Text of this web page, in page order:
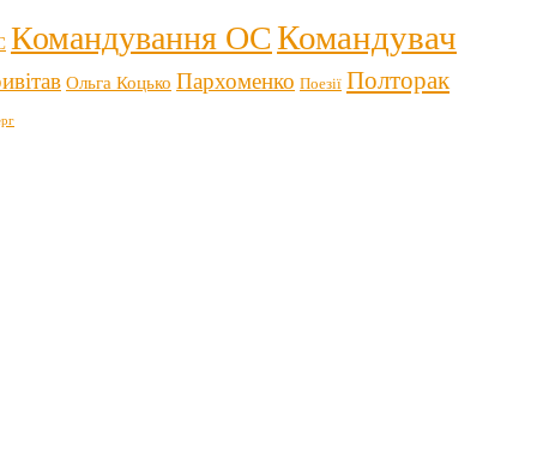
Командування ОСКомандувач
Ольга Коцько Пархоменко Поезії Полторак